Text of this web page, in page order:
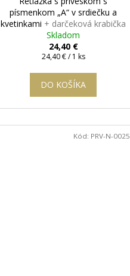
písmenkom „A“ v srdiečku a
kvetinkami + darčeková krabička
zadarmo
Skladom
24,40 €
Jednotková
24,40 € / 1 ks
DO KOŠÍKA
Kód: PRV-N-0025